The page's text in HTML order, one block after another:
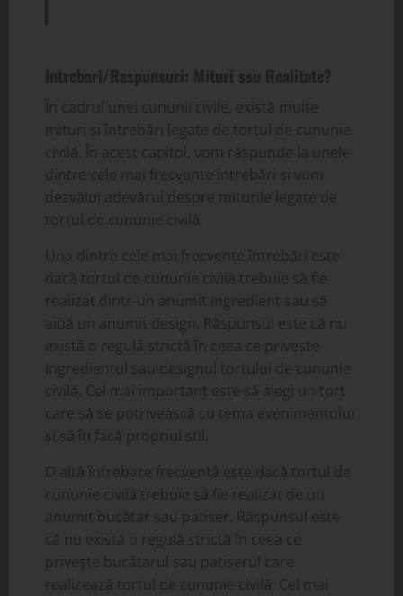
Intrebari/Raspunsuri: Mituri sau Realitate?
În cadrul unei cununii civile, există multe
mituri și întrebări legate de tortul de cununie
civilă. În acest capitol, vom răspunde la unele
dintre cele mai frecvente întrebări și vom
dezvălui adevărul despre miturile legate de
tortul de cununie civilă.
Una dintre cele mai frecvente întrebări este
dacă tortul de cununie civilă trebuie să fie
realizat dintr-un anumit ingredient sau să
aibă un anumit design. Răspunsul este că nu
există o regulă strictă în ceea ce privește
ingredientul sau designul tortului de cununie
civilă. Cel mai important este să alegi un tort
care să se potrivească cu tema evenimentului
și să îți facă propriul stil.
O altă întrebare frecventă este dacă tortul de
cununie civilă trebuie să fie realizat de un
anumit bucătar sau patiser. Răspunsul este
că nu există o regulă strictă în ceea ce
privește bucătarul sau patiserul care
realizează tortul de cununie civilă. Cel mai